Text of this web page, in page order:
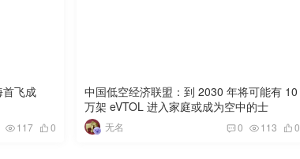
首飞成
117 0
中国低空经济联盟：到 2030 年将可能有 10
万架 eVTOL 进入家庭或成为空中的士
无名 0 113 0